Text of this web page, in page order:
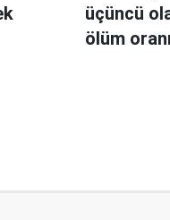
üçüncü
ölüm